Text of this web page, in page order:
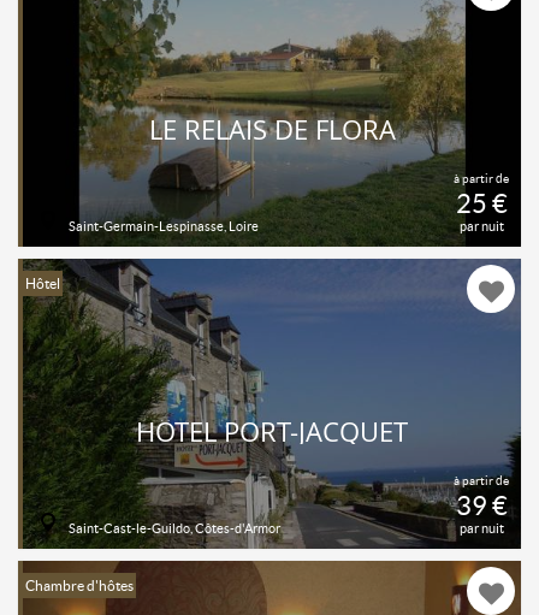
à partir de
25 €
par nuit
LE RELAIS DE FLORA
Saint-Germain-Lespinasse, Loire
Hôtel
à partir de
39 €
par nuit
HÔTEL PORT-JACQUET
Saint-Cast-le-Guildo, Côtes-d'Armor
Chambre d'hôtes